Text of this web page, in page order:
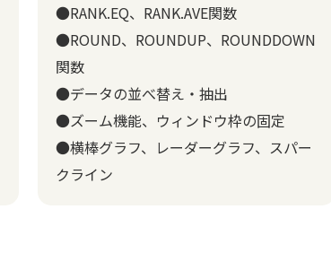
●RANK.EQ、RANK.AVE関数
●ROUND、ROUNDUP、ROUNDDOWN
関数
●データの並べ替え・抽出
●ズーム機能、ウィンドウ枠の固定
●横棒グラフ、レーダーグラフ、スパー
クライン